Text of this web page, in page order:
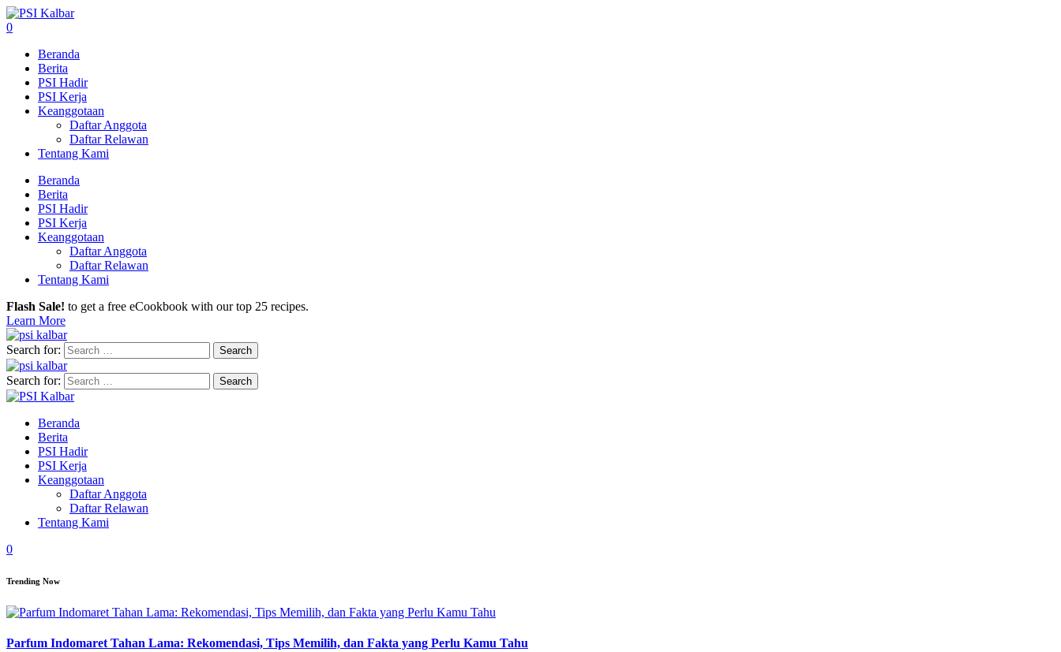
0
Beranda
Berita
PSI Hadir
PSI Kerja
Keanggotaan
Daftar Anggota
Daftar Relawan
Tentang Kami
Beranda
Berita
PSI Hadir
PSI Kerja
Keanggotaan
Daftar Anggota
Daftar Relawan
Tentang Kami
Flash Sale! to get a free eCookbook with our top 25 recipes.
Learn More
Search for:
Search for:
Beranda
Berita
PSI Hadir
PSI Kerja
Keanggotaan
Daftar Anggota
Daftar Relawan
Tentang Kami
0
Trending Now
Parfum Indomaret Tahan Lama: Rekomendasi, Tips Memilih, dan Fakta yang Perlu Kamu Tahu